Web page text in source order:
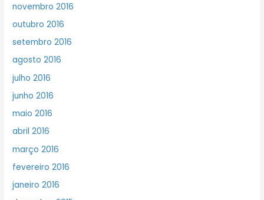
novembro 2016
outubro 2016
setembro 2016
agosto 2016
julho 2016
junho 2016
maio 2016
abril 2016
março 2016
fevereiro 2016
janeiro 2016